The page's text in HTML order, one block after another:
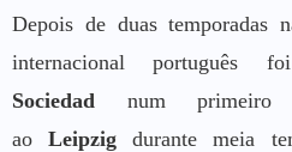
Depois de duas
internacional português
Sociedad num primeiro
aoLeipzigdurante meia